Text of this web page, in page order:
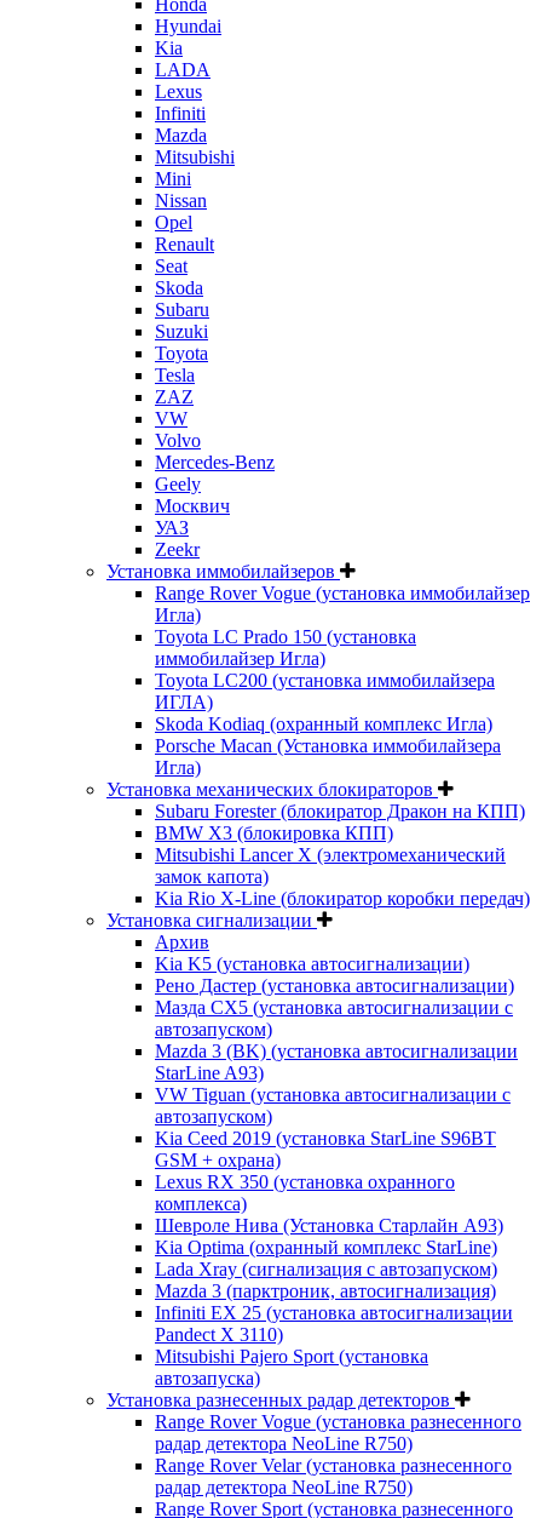
Hyundai
Kia
LADA
Lexus
Infiniti
Mazda
Mitsubishi
Mini
Nissan
Opel
Renault
Seat
Skoda
Subaru
Suzuki
Toyota
Tesla
ZAZ
VW
Volvo
Mercedes-Benz
Geely
Москвич
УАЗ
Zeekr
Установка иммобилайзеров
Range Rover Vogue (установка иммобилайзер
Игла)
Toyota LC Prado 150 (установка
иммобилайзер Игла)
Toyota LC200 (установка иммобилайзера
ИГЛА)
Skoda Kodiaq (охранный комплекс Игла)
Porsche Macan (Установка иммобилайзера
Игла)
Установка механических блокираторов
Subaru Forester (блокиратор Дракон на КПП)
BMW X3 (блокировка КПП)
Mitsubishi Lancer X (электромеханический
замок капота)
Kia Rio X-Line (блокиратор коробки передач)
Установка сигнализации
Архив
Kia K5 (установка автосигнализации)
Рено Дастер (установка автосигнализации)
Мазда CХ5 (установка автосигнализации с
автозапуском)
Mazda 3 (BK) (установка автосигнализации
StarLine A93)
VW Tiguan (установка автосигнализации с
автозапуском)
Kia Ceed 2019 (установка StarLine S96BT
GSM + охрана)
Lexus RX 350 (установка охранного
комплекса)
Шевроле Нива (Установка Старлайн А93)
Kia Optima (охранный комплекс StarLine)
Lada Xray (сигнализация с автозапуском)
Mazda 3 (парктроник, автосигнализация)
Infiniti EX 25 (установка автосигнализации
Pandect X 3110)
Mitsubishi Pajero Sport (установка
автозапуска)
Установка разнесенных радар детекторов
Range Rover Vogue (установка разнесенного
радар детектора NeoLine R750)
Range Rover Velar (установка разнесенного
радар детектора NeoLine R750)
Range Rover Sport (установка разнесенного